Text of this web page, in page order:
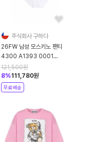
주식회사 구하다
26FW 남성 모스키노 팬티
4300 A1393 0001
WHITE
121,500원
8%111,780원
무료배송